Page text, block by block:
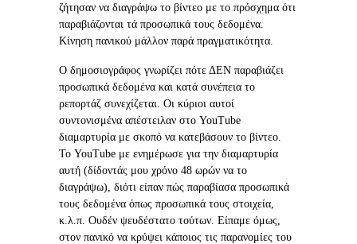
ζήτησαν να διαγράψω το βίντεο με το πρόσχημα ότι
παραβιάζονται τά προσωπικά τους δεδομένα.
Κίνηση πανικού μάλλον παρά πραγματικότητα.
Ο δημοσιογράφος γνωρίζει πότε ΔΕΝ παραβιάζει
προσωπικά δεδομένα και κατά συνέπεια το
ρεπορτάζ συνεχίζεται. Οι κύριοι αυτοί
συντονισμένα απέστειλαν στο YouTube
διαμαρτυρία με σκοπό να κατεβάσουν το βίντεο.
Το YouTube με ενημέρωσε για την διαμαρτυρία
αυτή (δίδοντάς μου χρόνο 48 ωρών να το
διαγράψω), διότι είπαν πώς παραβίασα προσωπικά
τους δεδομένα όπως προσωπικά τους στοιχεία,
κ.λ.π. Ουδέν ψευδέστατο τούτων. Είπαμε όμως,
στον πανικό να κρύψει κάποιος τις παρανομίες του